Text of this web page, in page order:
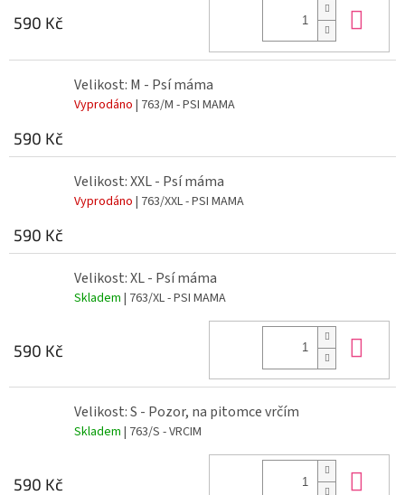
590 Kč
Velikost: M - Psí máma
Vyprodáno | 763/M - PSI MAMA
590 Kč
Velikost: XXL - Psí máma
Vyprodáno | 763/XXL - PSI MAMA
590 Kč
Velikost: XL - Psí máma
Skladem | 763/XL - PSI MAMA
590 Kč
Velikost: S - Pozor, na pitomce vrčím
Skladem | 763/S - VRCIM
590 Kč